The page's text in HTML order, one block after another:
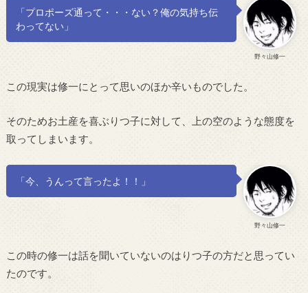
野々山修一
「プロポーズ通って・・・ない？俺の気持ち伝
わってない」
この現実は修一にとって思いのほか辛いものでした。
そのためお土産を喜ぶりつ子に対して、上の空のような態度を
取ってしまいます。
野々山修一
「今、うんって言ったよ！！」
この時の修一は話を聞いていないのはりつ子の方だと思ってい
たのです。